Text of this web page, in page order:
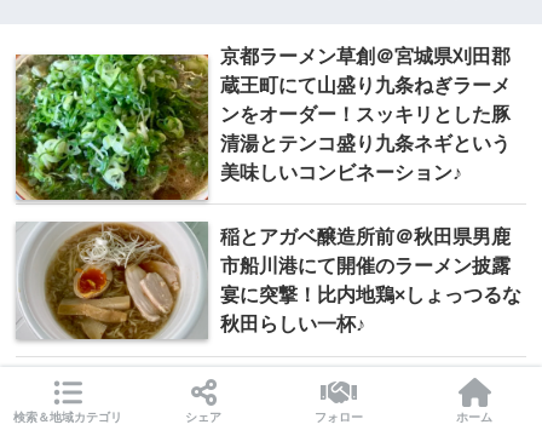
京都ラーメン草創＠宮城県刈田郡
蔵王町にて山盛り九条ねぎラーメ
ンをオーダー！スッキリとした豚
清湯とテンコ盛り九条ネギという
美味しいコンビネーション♪
稲とアガベ醸造所前＠秋田県男鹿
市船川港にて開催のラーメン披露
宴に突撃！比内地鶏×しょっつるな
秋田らしい一杯♪
検索＆地域カテゴリ シェア フォロー ホーム